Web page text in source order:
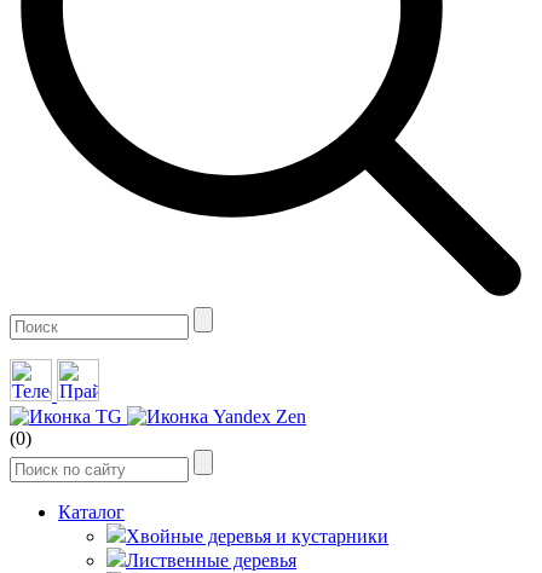
(0)
Каталог
Хвойные деревья и кустарники
Лиственные деревья